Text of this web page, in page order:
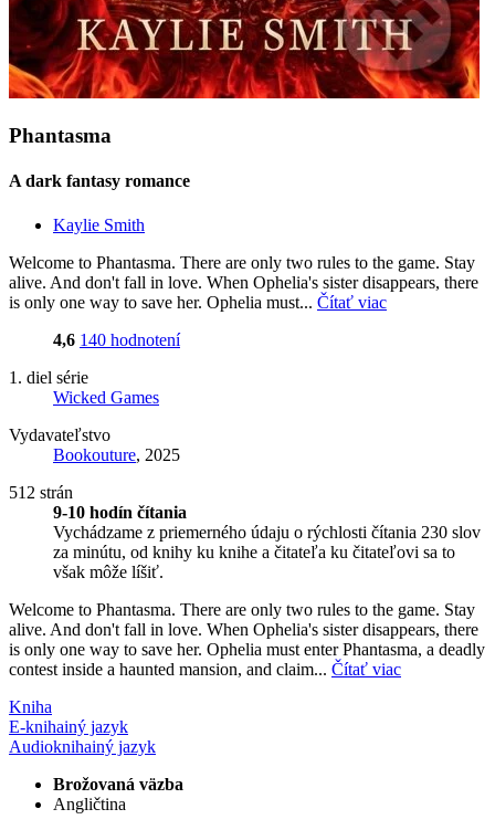
Phantasma
A dark fantasy romance
Kaylie Smith
Welcome to Phantasma. There are only two rules to the game. Stay
alive. And don't fall in love. When Ophelia's sister disappears, there
is only one way to save her. Ophelia must... Čítať viac
4,6 140 hodnotení
1. diel série
Wicked Games
Vydavateľstvo
Bookouture, 2025
512 strán
9-10 hodín čítania
Vychádzame z priemerného údaju o rýchlosti čítania 230 slov
za minútu, od knihy ku knihe a čitateľa ku čitateľovi sa to
však môže líšiť.
Welcome to Phantasma. There are only two rules to the game. Stay
alive. And don't fall in love. When Ophelia's sister disappears, there
is only one way to save her. Ophelia must enter Phantasma, a deadly
contest inside a haunted mansion, and claim... Čítať viac
Kniha
E-knihainý jazyk
Audioknihainý jazyk
Brožovaná väzba
Angličtina